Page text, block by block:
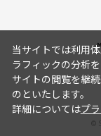
©
当サイトでは利用
ラフィックの分析
サイトの閲覧を継
のといたします。
詳細についてはプ